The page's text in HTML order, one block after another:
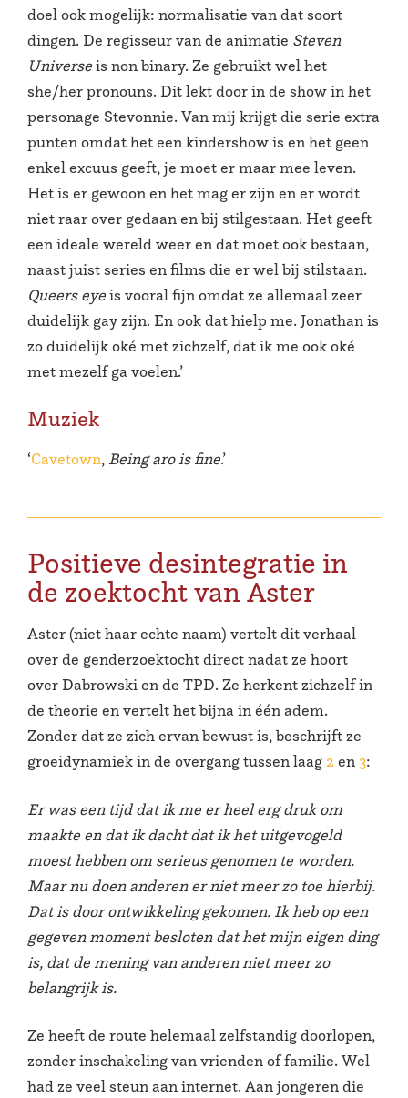
doel ook mogelijk: normalisatie van dat soort
dingen. De regisseur van de animatie Steven
Universeis non binary. Ze gebruikt wel het
she/her pronouns. Dit lekt door in de show in het
personage Stevonnie. Van mij krijgt die serie extra
punten omdat het een kindershow is en het geen
enkel excuus geeft, je moet er maar mee leven.
Het is er gewoon en het mag er zijn en er wordt
niet raar over gedaan en bij stilgestaan. Het geeft
een ideale wereld weer en dat moet ook bestaan,
naast juist series en films die er wel bij stilstaan.
Queers eyeis vooral fijn omdat ze allemaal zeer
duidelijk gay zijn. En ook dat hielp me. Jonathan is
zo duidelijk oké met zichzelf, dat ik me ook oké
met mezelf ga voelen.’
Muziek
‘Cavetown, Being aro is fine.’
Positieve desintegratie in
de zoektocht van Aster
Aster (niet haar echte naam) vertelt dit verhaal
over de genderzoektocht direct nadat ze hoort
over Dabrowski en de TPD. Ze herkent zichzelf in
de theorie en vertelt het bijna in één adem.
Zonder dat ze zich ervan bewust is, beschrijft ze
groeidynamiek in de overgang tussen laag2 en 3:
Er was een tijd dat ik me er heel erg druk om
maakte en dat ik dacht dat ik het uitgevogeld
moest hebben om serieus genomen te worden.
Maar nu doen anderen er niet meer zo toe hierbij.
Dat is door ontwikkeling gekomen. Ik heb op een
gegeven moment besloten dat het mijn eigen ding
is, dat de mening van anderen niet meer zo
belangrijk is.
Ze heeft de route helemaal zelfstandig doorlopen,
zonder inschakeling van vrienden of familie. Wel
had ze veel steun aan internet. Aan jongeren die